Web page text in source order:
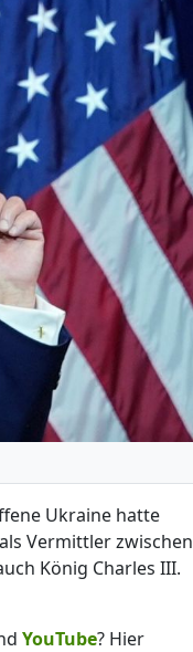
Ukraine hatte
Vermittler zwischen
König Charles III.
YouTube? Hier